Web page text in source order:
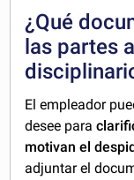
¿Qué
las partes
El empleador
desee para
motivan el
adjuntar el